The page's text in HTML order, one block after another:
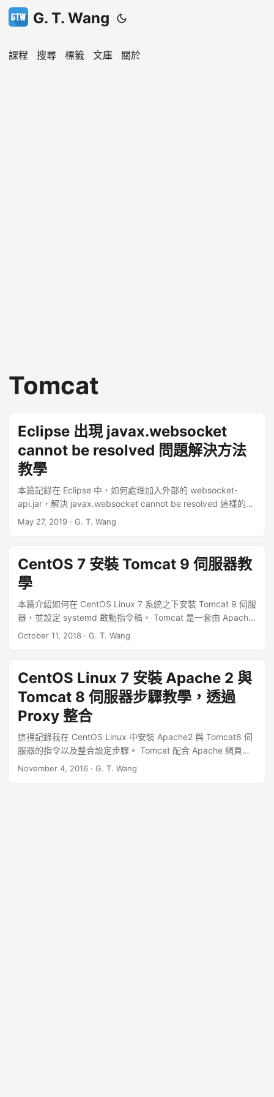
G. T. Wang
課程 搜尋 標籤 文庫 關於
Tomcat
Eclipse 出現 javax.websocket
cannot be resolved 問題解決方法
教學
本篇記錄在 Eclipse 中，如何處理加入外部的 websocket-
api.jar，解決 javax.websocket cannot be resolved 這樣的問
題。 在 Eclipse 中匯入外部專案時，若發生 javax.websocket
May 27, 2019 · G. T. Wang
CentOS 7 安裝 Tomcat 9 伺服器教
學
本篇介紹如何在 CentOS Linux 7 系統之下安裝 Tomcat 9 伺服
器，並設定 systemd 啟動指令稿。 Tomcat 是一套由 Apache
Software Foundation 所發展的開放原始碼網頁伺服器與
的環境為例，示範安裝 Tomcat 9.0.12 的過程。 ...
October 11, 2018 · G. T. Wang
CentOS Linux 7 安裝 Apache 2 與
Tomcat 8 伺服器步驟教學，透過
Proxy 整合
這裡記錄我在 CentOS Linux 中安裝 Apache2 與 Tomcat8 伺
服器的指令以及整合設定步驟。 Tomcat 配合 Apache 網頁伺
服器，可以讓一台機器同時提供 Java 與 PHP 的執行環境，以
November 4, 2016 · G. T. Wang